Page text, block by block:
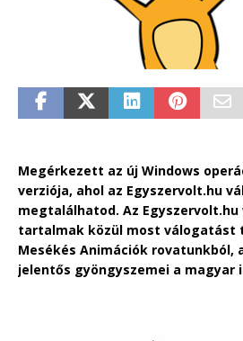
Megérkezett az új Windows
verziója, ahol az Egyszervolt.hu
megtalálhatod. Az
tartalmak közül most válogatást
Mesékés Animációk rovatunkból,
jelentős gyöngyszemei a magyar